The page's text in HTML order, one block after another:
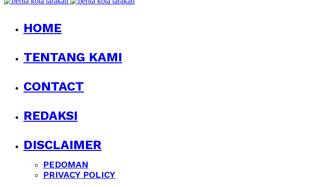
HOME
TENTANG KAMI
CONTACT
REDAKSI
DISCLAIMER
PEDOMAN
PRIVACY POLICY